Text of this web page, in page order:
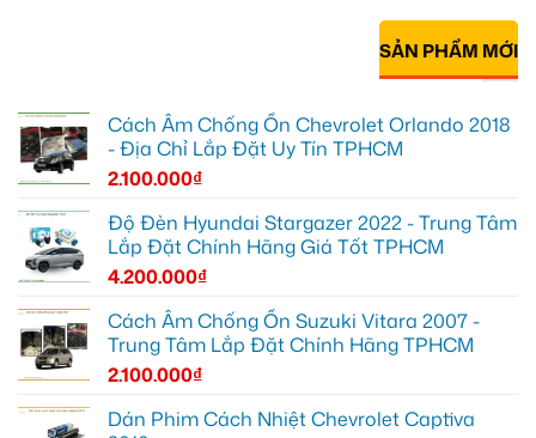
SẢN PHẨM MỚI
Cách Âm Chống Ồn Chevrolet Orlando 2018
- Địa Chỉ Lắp Đặt Uy Tín TPHCM
2.100.000₫
Độ Đèn Hyundai Stargazer 2022 - Trung Tâm
Lắp Đặt Chính Hãng Giá Tốt TPHCM
4.200.000₫
Cách Âm Chống Ồn Suzuki Vitara 2007 -
Trung Tâm Lắp Đặt Chính Hãng TPHCM
2.100.000₫
Dán Phim Cách Nhiệt Chevrolet Captiva